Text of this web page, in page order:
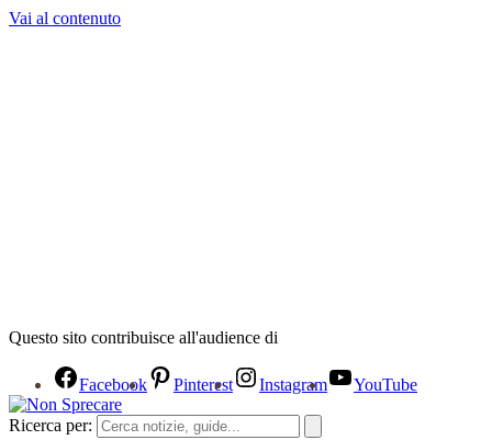
Vai al contenuto
Questo sito contribuisce all'audience di
Facebook Pinterest Instagram YouTube
Ricerca per: